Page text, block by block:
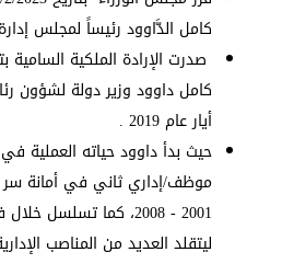
كامل الدَّاوود رئيساً لمجلس
صدرت الإرادة الملكية
كامل داوود وزير دولة لشؤون
أيار عام 2019 .
حيث بدأ داوود حياته العملية
موظف/إداري ثاني في أمانة سر
2001 - 2008، كما تسلسل
ليتقلد العديد من المناصب